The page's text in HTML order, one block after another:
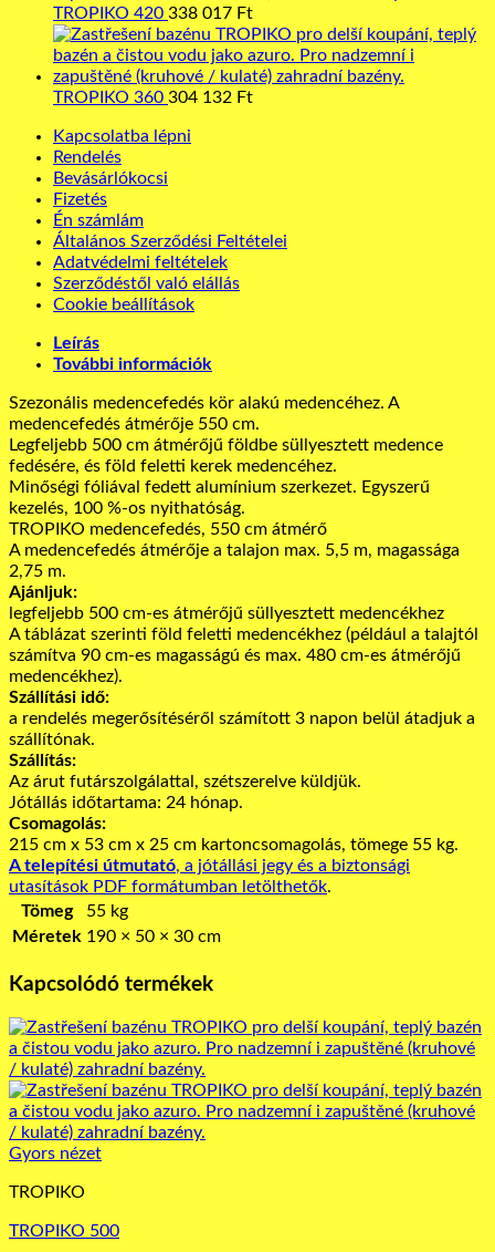
TROPIKO 420 338 017 Ft
TROPIKO 360 304 132 Ft
Kapcsolatba lépni
Rendelés
Bevásárlókocsi
Fizetés
Én számlám
Általános Szerződési Feltételei
Adatvédelmi feltételek
Szerződéstől való elállás
Cookie beállítások
Leírás
További információk
Szezonális medencefedés kör alakú medencéhez. A
medencefedés átmérője 550 cm.
Legfeljebb 500 cm átmérőjű földbe süllyesztett medence
fedésére, és föld feletti kerek medencéhez.
Minőségi fóliával fedett alumínium szerkezet. Egyszerű
kezelés, 100 %-os nyithatóság.
TROPIKO medencefedés, 550 cm átmérő
A medencefedés átmérője a talajon max. 5,5 m, magassága
2,75 m.
Ajánljuk:
legfeljebb 500 cm-es átmérőjű süllyesztett medencékhez
A táblázat szerinti föld feletti medencékhez (például a talajtól
számítva 90 cm-es magasságú és max. 480 cm-es átmérőjű
medencékhez).
Szállítási idő:
a rendelés megerősítéséről számított 3 napon belül átadjuk a
szállítónak.
Szállítás:
Az árut futárszolgálattal, szétszerelve küldjük.
Jótállás időtartama: 24 hónap.
Csomagolás:
215 cm x 53 cm x 25 cm kartoncsomagolás, tömege 55 kg.
A telepítési útmutató, a jótállási jegy és a biztonsági
utasítások PDF formátumban letölthetők.
Tömeg
55 kg
Méretek 190 × 50 × 30 cm
Kapcsolódó termékek
Gyors nézet
TROPIKO
TROPIKO 500